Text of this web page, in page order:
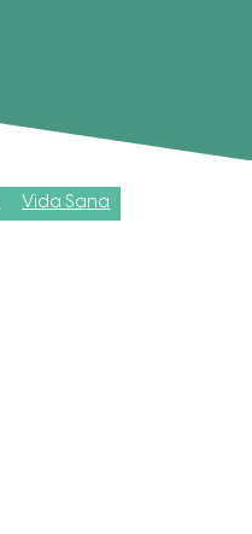
Vida Sana